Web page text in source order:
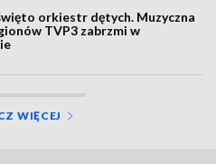
orkiestr dętych. Muzyczna
TVP3 zabrzmi w
WIĘCEJ